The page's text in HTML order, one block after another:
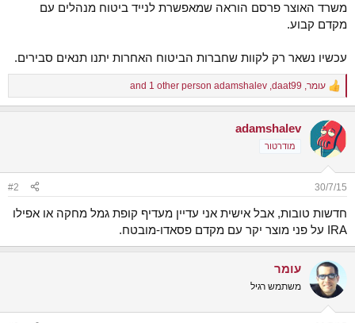
משרד האוצר פרסם הוראה שמאפשרת לנייד ביטוח מנהלים עם
מקדם קבוע.
עכשיו נשאר רק לקוות שחברות הביטוח האחרות יתנו תנאים סבירים.
R
e
c
i
s
עומר,
daat99
,
adamshalev
adamshalev
מודרטור
30/7/15
#2
חדשות טובות, אבל אישית אני עדיין מעדיף קופת גמל מחקה או אפילו
IRA על פני מוצר יקר עם מקדם פסאדו-מובטח.
עומר
משתמש רגיל